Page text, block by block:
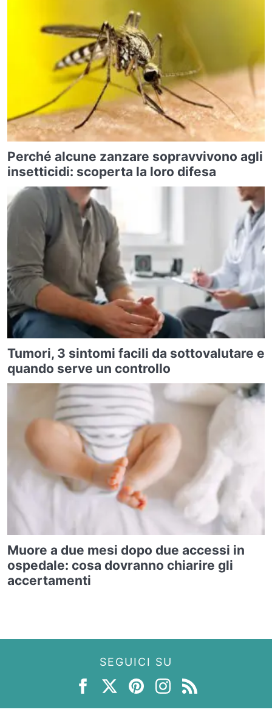
Perché alcune zanzare sopravvivono agli
insetticidi: scoperta la loro difesa
Tumori, 3 sintomi facili da sottovalutare e
quando serve un controllo
Muore a due mesi dopo due accessi in
ospedale: cosa dovranno chiarire gli
accertamenti
SEGUICI SU